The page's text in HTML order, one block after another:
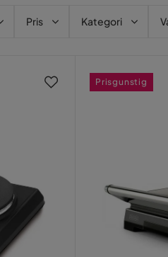
Pris Kategori
Prisgunstig